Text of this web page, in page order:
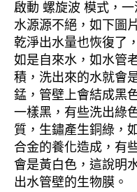
啟動 螺旋波 模式，
水源源不絕，如下圖
乾淨出水量也恢復了
如是自來水，如水管
積，洗出來的水就會
錳，管壁上會結成黑
一樣黑，有些洗出綠
質，生鏽產生銅綠，
合金的養化造成，有
會是黃白色，這說明
出水管壁的生物膜。